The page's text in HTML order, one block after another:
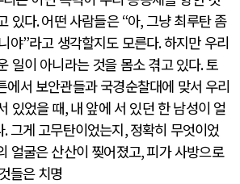
있다.어떤 사람들은“아,그냥 최루탄 좀
야”라고 생각할지도 모른다.하지만 우리
일이 아니라는 것을 몸소 겪고 있다.토
에서 보안관들과 국경순찰대에 맞서 우리
있었을 때,내 앞에 서 있던 한 남성이 얼
.그게 고무탄이었는지,정확히 무엇이었
얼굴은 산산이 찢어졌고,피가 사방으로
들은 치명